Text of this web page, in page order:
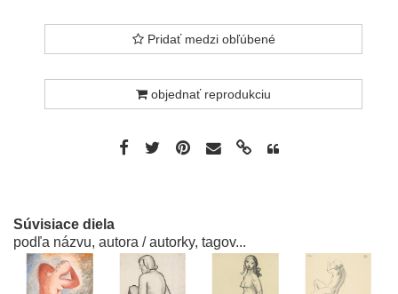
Pridať medzi obľúbené
objednať reprodukciu
Súvisiace diela
podľa názvu, autora / autorky, tagov...